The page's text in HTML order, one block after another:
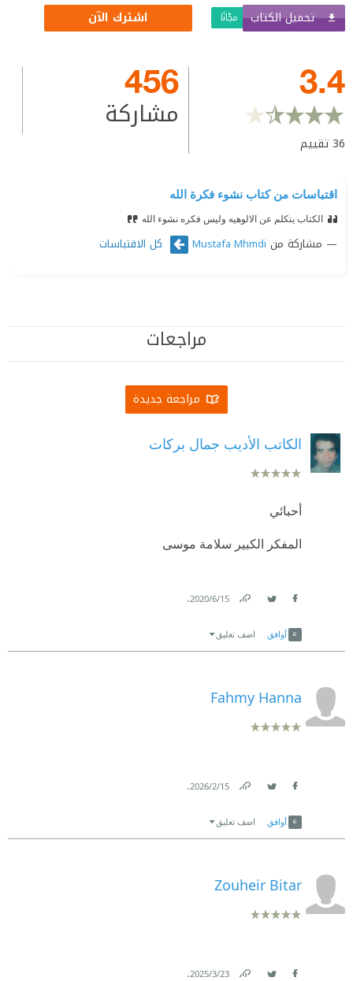
تحميل الكتاب مجّانًا اشترك الآن
3.4
36تقييم
456
مشاركة
اقتباسات من كتاب نشوء فكرة الله
الكتاب يتكلم عن الالوهيه وليس فكره نشوء الله
مشاركة من Mustafa Mhmdi كل الاقتباسات
مراجعات
مراجعة جديدة
الكاتب الأديب جمال بركات
أحبائي
المفكر الكبير سلامة موسى
15‏/6‏/2020
.
أوافق اضف تعليق
Fahmy Hanna
15‏/2‏/2026
.
أوافق اضف تعليق
Zouheir Bitar
23‏/3‏/2025
.